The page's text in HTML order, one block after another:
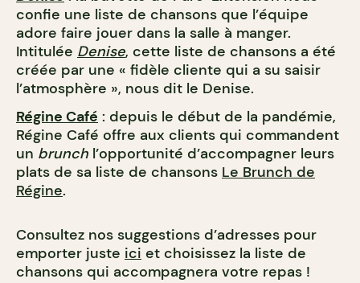
confie une liste de chansons que l’équipe
adore faire jouer dans la salle à manger.
Intitulée Denise, cette liste de chansons a été
créée par une « fidèle cliente qui a su saisir
l’atmosphère », nous dit le Denise.
Régine Café : depuis le début de la pandémie,
Régine Café offre aux clients qui commandent
un brunch l’opportunité d’accompagner leurs
plats de sa liste de chansons Le Brunch de
Régine.
Consultez nos suggestions d’adresses pour
emporter juste ici et choisissez la liste de
chansons qui accompagnera votre repas !